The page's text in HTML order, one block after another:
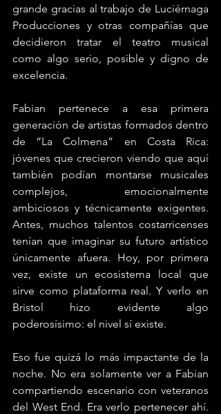
grande gracias al trabajo de Luciérnaga
Producciones y otras compañías que
decidieron tratar el teatro musical
como algo serio, posible y digno de
excelencia.
Fabian pertenece a esa primera
generación de artistas formados dentro
de “La Colmena” en Costa Rica:
jóvenes que crecieron viendo que aquí
también podían montarse musicales
complejos, emocionalmente
ambiciosos y técnicamente exigentes.
Antes, muchos talentos costarricenses
tenían que imaginar su futuro artístico
únicamente afuera. Hoy, por primera
vez, existe un ecosistema local que
sirve como plataforma real. Y verlo en
Bristol hizo evidente algo
poderosísimo: el nivel sí existe.
Eso fue quizá lo más impactante de la
noche. No era solamente ver a Fabian
compartiendo escenario con veteranos
del West End. Era verlo pertenecer ahí.